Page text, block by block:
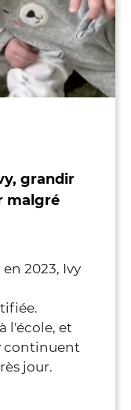
grandir
malgré
2023, Ivy
l'école, et
continuent
jour.